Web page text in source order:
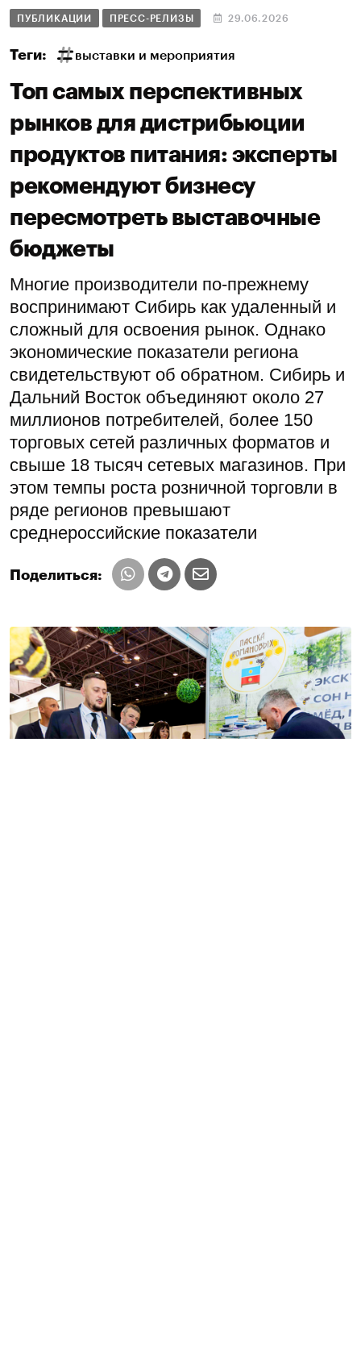
ПУБЛИКАЦИИ ПРЕСС-РЕЛИЗЫ 29.06.2026
Теги: выставки и мероприятия
Топ самых перспективных
рынков для дистрибьюции
продуктов питания: эксперты
рекомендуют бизнесу
пересмотреть выставочные
бюджеты
Многие производители по-прежнему
воспринимают Сибирь как удаленный и
сложный для освоения рынок. Однако
экономические показатели региона
свидетельствуют об обратном. Сибирь и
Дальний Восток объединяют около 27
миллионов потребителей, более 150
торговых сетей различных форматов и
свыше 18 тысяч сетевых магазинов. При
этом темпы роста розничной торговли в
ряде регионов превышают
среднероссийские показатели
Поделиться: